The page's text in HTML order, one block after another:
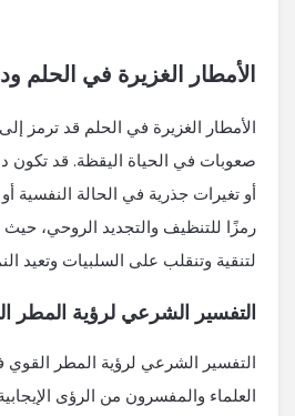
الأمطار الغزيرة في الحلم
الأمطار الغزيرة في الحلم قد ترمز
صعوبات في الحياة اليقظة. قد تكون
أو تغيرات جذرية في الحالة النفسية
رمزًا للتنظيف والتجديد الروحي، حيث
لتنقية وتنقلب على السلبيات وتعيد
التفسير الشرعي لرؤية المطر
التفسير الشرعي لرؤية المطر القوي
العلماء والمفسرون من الرؤى